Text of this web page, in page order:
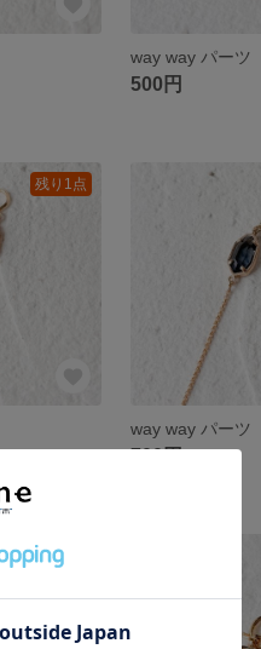
way way パーツ
500円
残り1点
way way パーツ
700円
残り1点